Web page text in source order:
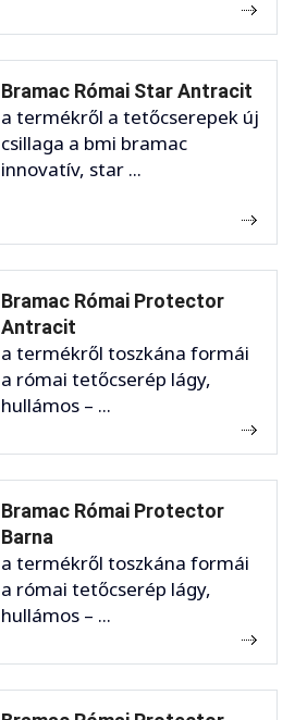
Bramac Római Star Antracit
a termékről a tetőcserepek új
csillaga a bmi bramac
innovatív, star ...
Bramac Római Protector
Antracit
a termékről toszkána formái
a római tetőcserép lágy,
hullámos – ...
Bramac Római Protector
Barna
a termékről toszkána formái
a római tetőcserép lágy,
hullámos – ...